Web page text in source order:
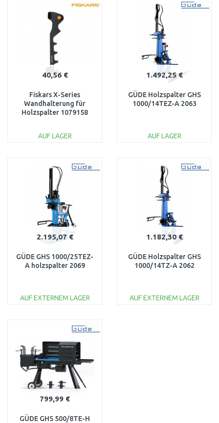
Vergleichen Vergleichen
40,56 €
Fiskars X-Series
Wandhalterung für
Holzspalter 1079158
AUF LAGER
Vergleichen
1.492,25 €
GÜDE Holzspalter GHS
1000/14TEZ-A 2063
AUF LAGER
Vergleichen
2.195,07 €
GÜDE GHS 1000/25TEZ-
A holzspalter 2069
AUF EXTERNEM LAGER
1.182,30 €
GÜDE Holzspalter GHS
1000/14TZ-A 2062
AUF EXTERNEM LAGER
799,99 €
GÜDE GHS 500/8TE-H